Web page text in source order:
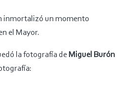
inmortalizó un momento
el Mayor.
la fotografía de Miguel Burón